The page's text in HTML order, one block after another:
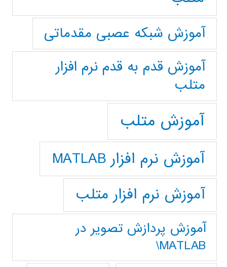
آموزش شبکه عصبی مقدماتی
آموزش قدم به قدم نرم افزار
متلب
آموزش متلب
آموزش نرم افزار MATLAB
آموزش نرم افزار متلب
آموزش پردازش تصوير در
MATLAB\